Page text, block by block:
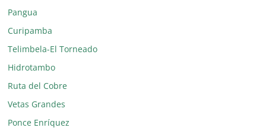
Pangua
Curipamba
Telimbela-El Torneado
Hidrotambo
Ruta del Cobre
Vetas Grandes
Ponce Enríquez